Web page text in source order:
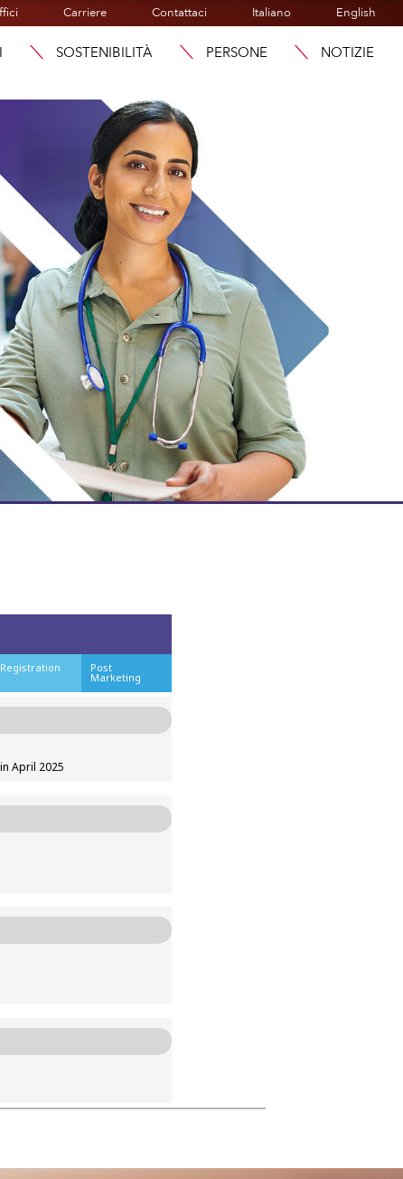
Carriere Contattaci Italiano English
SOSTENIBILITÀ PERSONE NOTIZIE
Registration Post
Marketing
April 2025